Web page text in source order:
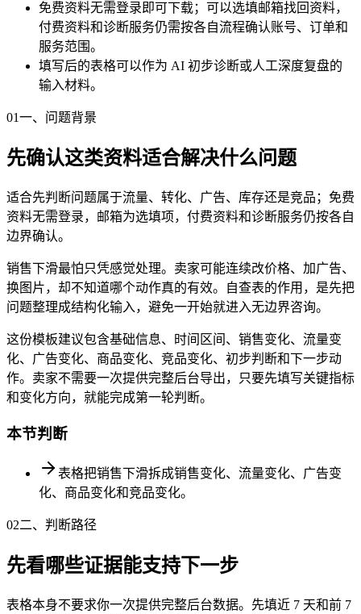
免费资料无需登录即可下载；可以选填邮箱找回资料，
付费资料和诊断服务仍需按各自流程确认账号、订单和
服务范围。
填写后的表格可以作为 AI 初步诊断或人工深度复盘的
输入材料。
01一、问题背景
先确认这类资料适合解决什么问题
适合先判断问题属于流量、转化、广告、库存还是竞品；免费
资料无需登录，邮箱为选填项，付费资料和诊断服务仍按各自
边界确认。
销售下滑最怕只凭感觉处理。卖家可能连续改价格、加广告、
换图片，却不知道哪个动作真的有效。自查表的作用，是先把
问题整理成结构化输入，避免一开始就进入无边界咨询。
这份模板建议包含基础信息、时间区间、销售变化、流量变
化、广告变化、商品变化、竞品变化、初步判断和下一步动
作。卖家不需要一次提供完整后台导出，只要先填写关键指标
和变化方向，就能完成第一轮判断。
本节判断
表格把销售下滑拆成销售变化、流量变化、广告变
化、商品变化和竞品变化。
02二、判断路径
先看哪些证据能支持下一步
表格本身不要求你一次提供完整后台数据。先填近 7 天和前 7